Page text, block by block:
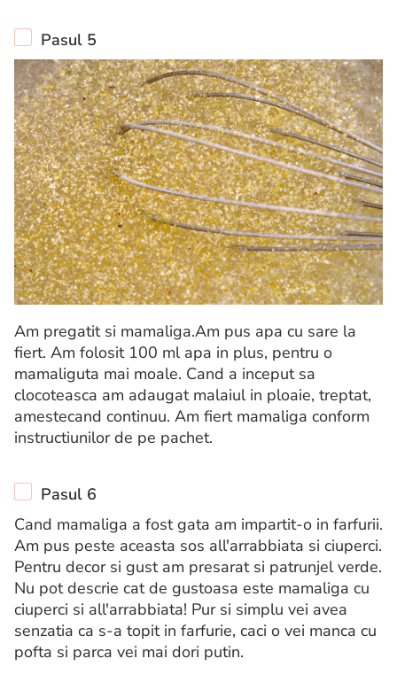
Pasul 5
Am pregatit si mamaliga.Am pus apa cu sare la
fiert. Am folosit 100 ml apa in plus, pentru o
mamaliguta mai moale. Cand a inceput sa
clocoteasca am adaugat malaiul in ploaie, treptat,
amestecand continuu. Am fiert mamaliga conform
instructiunilor de pe pachet.
Pasul 6
Cand mamaliga a fost gata am impartit-o in farfurii.
Am pus peste aceasta sos all'arrabbiata si ciuperci.
Pentru decor si gust am presarat si patrunjel verde.
Nu pot descrie cat de gustoasa este mamaliga cu
ciuperci si all'arrabbiata! Pur si simplu vei avea
senzatia ca s-a topit in farfurie, caci o vei manca cu
pofta si parca vei mai dori putin.